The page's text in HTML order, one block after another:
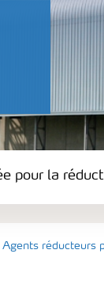
pour la
Agents réducteurs